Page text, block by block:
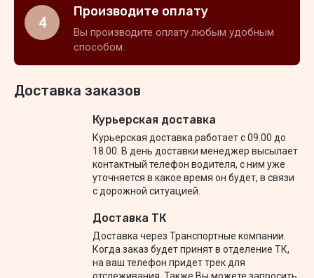
4
Производите оплату
Вы производите оплату любым удобным
способом.
Доставка заказов
Курьерская доставка
Курьерская доставка работает с 09.00 до
18.00. В день доставки менеджер высылает
контактный телефон водителя, с ним уже
уточняется в какое время он будет, в связи
с дорожной ситуацией.
Доставка ТК
Доставка через Транспортные компании.
Когда заказ будет принят в отделение ТК,
на ваш телефон придет трек для